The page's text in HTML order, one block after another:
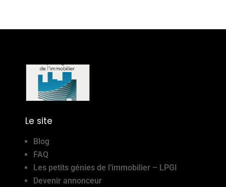
Le site
Blog
FAQ
Les petits génies de l’immobilier – LPGI
Devenir annonceur